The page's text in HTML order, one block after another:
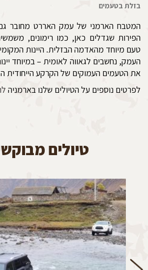
בזלת בטעמים
המטבח הארמני של עמק האררט מחובר
הפירות שגדלים כאן, כמו רימונים,
טעם מיוחד מהאדמה הבזלית. היינות
העמק, נחשבים לגאווה לאומית – במיוחד
את הטעמים העמוקים של הקרקע הייחודית
לפרטים נוספים על הטיולים שלנו בארמניה
טיולים